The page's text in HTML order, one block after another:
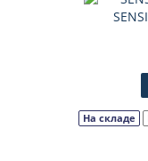
На складе